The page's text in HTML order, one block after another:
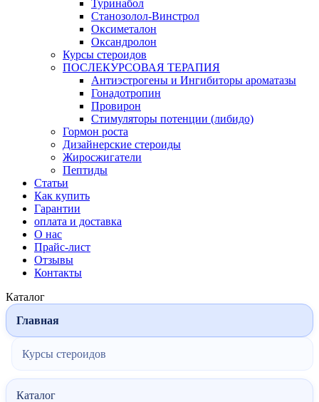
Туринабол
Станозолол-Винстрол
Оксиметалон
Оксандролон
Курсы стероидов
ПОСЛЕКУРСОВАЯ ТЕРАПИЯ
Антиэстрогены и Ингибиторы ароматазы
Гонадотропин
Провирон
Стимуляторы потенции (либидо)
Гормон роста
Дизайнерские стероиды
Жиросжигатели
Пептиды
Статьи
Как купить
Гарантии
оплата и доставка
О нас
Прайс-лист
Отзывы
Контакты
Каталог
Главная
Курсы стероидов
Каталог